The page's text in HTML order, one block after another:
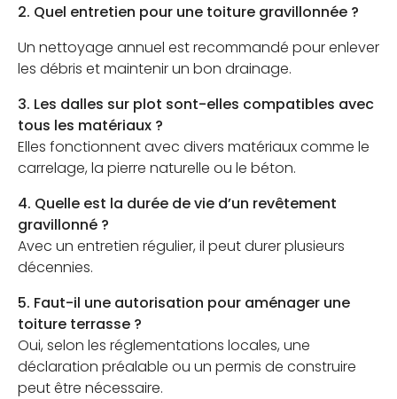
2. Quel entretien pour une toiture gravillonnée ?
Un nettoyage annuel est recommandé pour enlever
les débris et maintenir un bon drainage.
3. Les dalles sur plot sont-elles compatibles avec
tous les matériaux ?
Elles fonctionnent avec divers matériaux comme le
carrelage, la pierre naturelle ou le béton.
4. Quelle est la durée de vie d’un revêtement
gravillonné ?
Avec un entretien régulier, il peut durer plusieurs
décennies.
5. Faut-il une autorisation pour aménager une
toiture terrasse ?
Oui, selon les réglementations locales, une
déclaration préalable ou un permis de construire
peut être nécessaire.